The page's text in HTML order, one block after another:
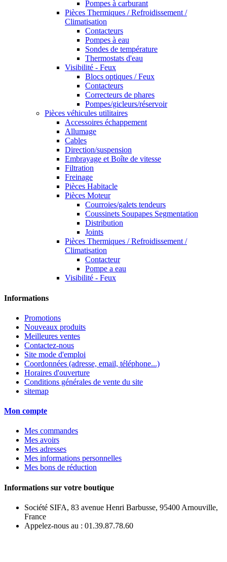
Pompes à carburant
Pièces Thermiques / Refroidissement /
Climatisation
Contacteurs
Pompes à eau
Sondes de température
Thermostats d'eau
Visibilité - Feux
Blocs optiques / Feux
Contacteurs
Correcteurs de phares
Pompes/gicleurs/réservoir
Pièces véhicules utilitaires
Accessoires échappement
Allumage
Cables
Direction/suspension
Embrayage et Boîte de vitesse
Filtration
Freinage
Pièces Habitacle
Pièces Moteur
Courroies/galets tendeurs
Coussinets Soupapes Segmentation
Distribution
Joints
Pièces Thermiques / Refroidissement /
Climatisation
Contacteur
Pompe a eau
Visibilité - Feux
Informations
Promotions
Nouveaux produits
Meilleures ventes
Contactez-nous
Site mode d'emploi
Coordonnées (adresse, email, téléphone...)
Horaires d'ouverture
Conditions générales de vente du site
sitemap
Mon compte
Mes commandes
Mes avoirs
Mes adresses
Mes informations personnelles
Mes bons de réduction
Informations sur votre boutique
Société SIFA, 83 avenue Henri Barbusse, 95400 Arnouville,
France
Appelez-nous au : 01.39.87.78.60